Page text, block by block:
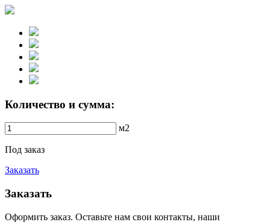
Количество и сумма:
м2
Под заказ
Заказать
Заказать
Оформить заказ. Оставьте нам свои контакты, наши